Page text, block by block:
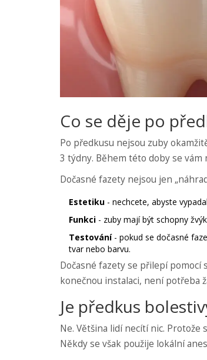
Co se děje po
Po předkusu nejsou zuby
3 týdny. Během této doby se vám
Dočasné fazety nejsou jen
Estetiku - nechcete, abyste
Funkci - zuby mají být schopny
Testování- pokud se dočasné
tvar nebo barvu.
Dočasné fazety se přilepí pomocí
konečnou instalaci, není potřeba
Je předkus
Ne. Většina lidí necítí nic.
Někdy se však použije lokální